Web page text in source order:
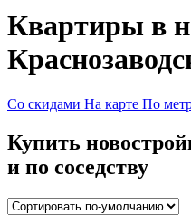
Квартиры в
Со скидами На карте По
Купить
и по соседству